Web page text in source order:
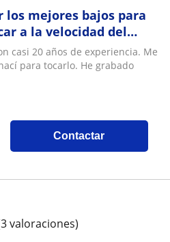
los mejores bajos para
a la velocidad del
casi 20 años de experiencia. Me
para tocarlo. He grabado
Contactar
valoraciones)